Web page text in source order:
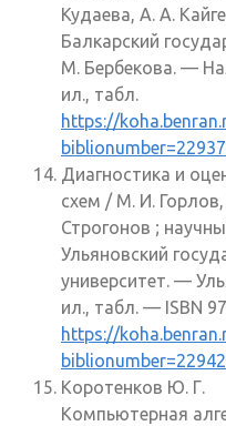
Кудаева, А. А.
Балкарский
М. Бербекова. —
ил., табл.
https://
Диагностика и
схем / М. И.
Строгонов ;
Ульяновский
университет. —
ил., табл. — ISBN
https://
Коротенков Ю. Г.
Компьютерная